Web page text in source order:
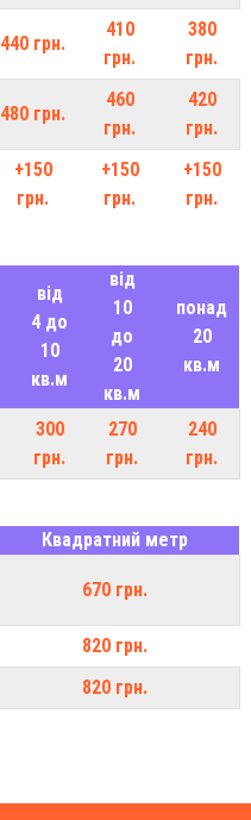
440 грн.
410
грн.
380
грн.
480 грн.
460
грн.
420
грн.
+150
грн.
+150
грн.
+150
грн.
від
4 до
10
кв.м
від
10
до
20
кв.м
понад
20
кв.м
300
грн.
270
грн.
240
грн.
Квадратний метр
670 грн.
820 грн.
820 грн.